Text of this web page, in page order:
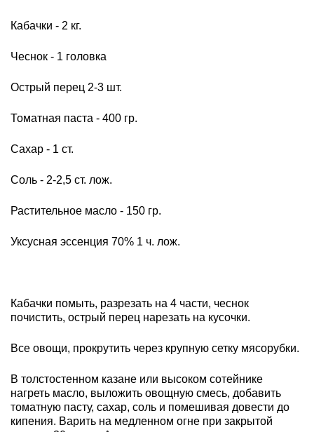
Кабачки - 2 кг.
Чеснок - 1 головка
Острый перец 2-3 шт.
Томатная паста - 400 гр.
Сахар - 1 ст.
Соль - 2-2,5 ст. лож.
Растительное масло - 150 гр.
Уксусная эссенция 70% 1 ч. лож.
Кабачки помыть, разрезать на 4 части, чеснок
почистить, острый перец нарезать на кусочки.
Все овощи, прокрутить через крупную сетку мясорубки.
В толстостенном казане или высоком сотейнике
нагреть масло, выложить овощную смесь, добавить
томатную пасту, сахар, соль и помешивая довести до
кипения. Варить на медленном огне при закрытой